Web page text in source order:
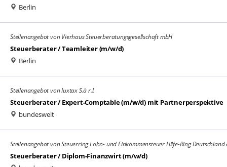
Berlin
Stellenangebot von Vierhaus Steuerberatungsgesellschaft mbH
Steuerberater / Teamleiter (m/w/d)
Berlin
Stellenangebot von luxtax S.à r.l.
Steuerberater / Expert-Comptable (m/w/d) mit Partnerperspektive
bundesweit
Stellenangebot von Steuerring Lohn- und Einkommensteuer Hilfe-Ring Deutschland
Steuerberater / Diplom-Finanzwirt (m/w/d)